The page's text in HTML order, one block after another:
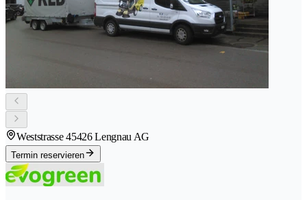
Weststrasse 45426 Lengnau AG
Termin reservieren